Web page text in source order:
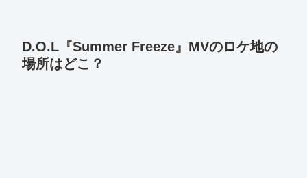
D.O.L『Summer Freeze』MVのロケ地の
場所はどこ？